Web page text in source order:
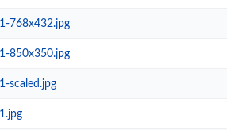
768x432.jpg
850x350.jpg
scaled.jpg